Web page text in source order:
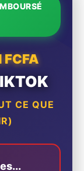
FCFA
CE QUE